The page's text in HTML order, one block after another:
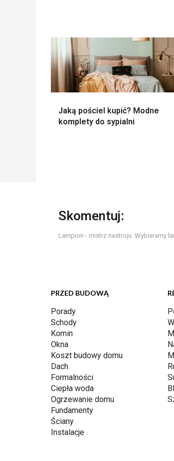
Jaką pościel kupić? Modne
komplety do sypialni
Skomentuj:
Lampion - mistrz nastroju. Wybieramy
PRZED BUDOWĄ
Porady
Schody
Komin
Okna
Koszt budowy domu
Dach
Formalności
Ciepła woda
Ogrzewanie domu
Fundamenty
Ściany
Instalacje